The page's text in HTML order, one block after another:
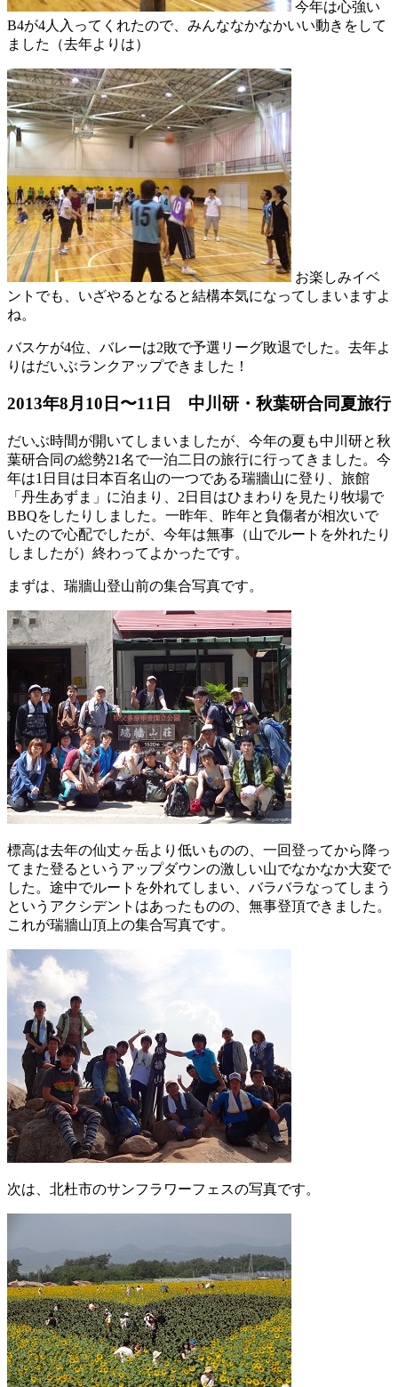
今年は心強い
B4が4人入ってくれたので、みんななかなかいい動きをして
ました（去年よりは）
お楽しみイベ
ントでも、いざやるとなると結構本気になってしまいますよ
ね。
バスケが4位、バレーは2敗で予選リーグ敗退でした。去年よ
りはだいぶランクアップできました！
2013年8月10日〜11日 中川研・秋葉研合同夏旅行
だいぶ時間が開いてしまいましたが、今年の夏も中川研と秋
葉研合同の総勢21名で一泊二日の旅行に行ってきました。今
年は1日目は日本百名山の一つである瑞牆山に登り、旅館
「丹生あずま」に泊まり、2日目はひまわりを見たり牧場で
BBQをしたりしました。一昨年、昨年と負傷者が相次いで
いたので心配でしたが、今年は無事（山でルートを外れたり
しましたが）終わってよかったです。
まずは、瑞牆山登山前の集合写真です。
標高は去年の仙丈ヶ岳より低いものの、一回登ってから降っ
てまた登るというアップダウンの激しい山でなかなか大変で
した。途中でルートを外れてしまい、バラバラなってしまう
というアクシデントはあったものの、無事登頂できました。
これが瑞牆山頂上の集合写真です。
次は、北杜市のサンフラワーフェスの写真です。